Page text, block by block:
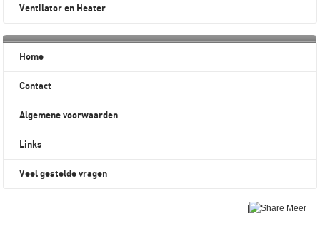
Ventilator en Heater
Home
Contact
Algemene voorwaarden
Links
Veel gestelde vragen
Meer